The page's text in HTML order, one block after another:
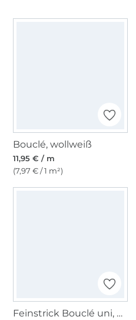
Bouclé, wollweiß
11,95 € / m
(7,97 € / 1 m²)
Feinstrick Bouclé uni, oliv